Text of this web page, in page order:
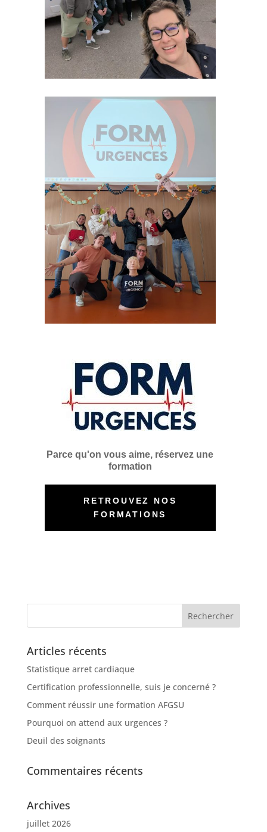
Parce qu'on vous aime, réservez une
formation
RETROUVEZ NOS
FORMATIONS
Articles récents
Statistique arret cardiaque
Certification professionnelle, suis je concerné ?
Comment réussir une formation AFGSU
Pourquoi on attend aux urgences ?
Deuil des soignants
Commentaires récents
Archives
juillet 2026